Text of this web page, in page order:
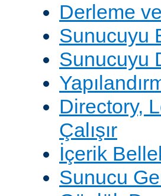
Derleme
Sunucuyu
Sunucuyu
Directory,
Çalışır
İçerik
Sunucu